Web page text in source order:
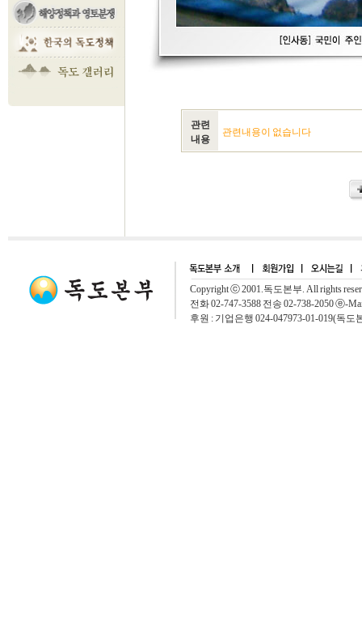
관련
내용
관련내용이 없습니다
Copyright ⓒ 2001.독도본부. All rights
전화 02-747-3588 전송 02-738-2050 ⓔ-
후원 : 기업은행 024-047973-01-019(독도